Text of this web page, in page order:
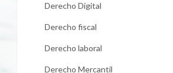
Derecho Digital
Derecho fiscal
Derecho laboral
Derecho Mercantil